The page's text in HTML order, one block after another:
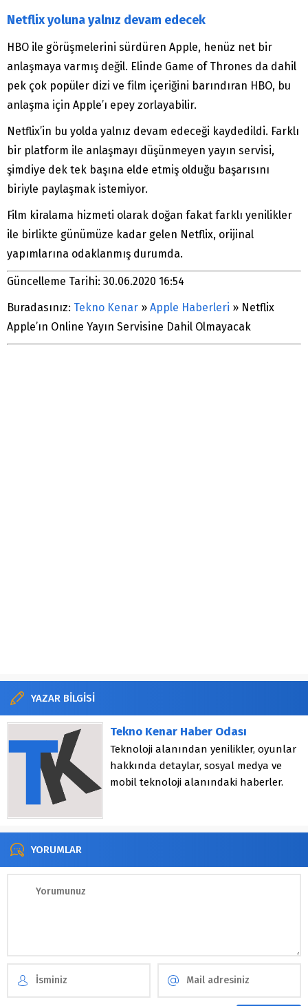
Netflix yoluna yalnız devam edecek
HBO ile görüşmelerini sürdüren Apple, henüz net bir
anlaşmaya varmış değil. Elinde Game of Thrones da dahil
pek çok popüler dizi ve film içeriğini barındıran HBO, bu
anlaşma için Apple’ı epey zorlayabilir.
Netflix’in bu yolda yalnız devam edeceği kaydedildi. Farklı
bir platform ile anlaşmayı düşünmeyen yayın servisi,
şimdiye dek tek başına elde etmiş olduğu başarısını
biriyle paylaşmak istemiyor.
Film kiralama hizmeti olarak doğan fakat farklı yenilikler
ile birlikte günümüze kadar gelen Netflix, orijinal
yapımlarına odaklanmış durumda.
Güncelleme Tarihi: 30.06.2020 16:54
Buradasınız: Tekno Kenar » Apple Haberleri » Netflix
Apple’ın Online Yayın Servisine Dahil Olmayacak
YAZAR BİLGİSİ
Tekno Kenar Haber Odası
Teknoloji alanından yenilikler, oyunlar
hakkında detaylar, sosyal medya ve
mobil teknoloji alanındaki haberler.
YORUMLAR